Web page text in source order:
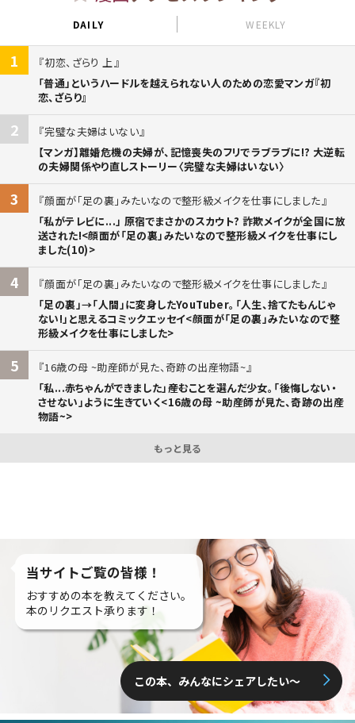
DAILY WEEKLY
1
初恋、ざらり 上
「普通」というハードルを越えられない人のための恋愛マンガ『初
恋、ざらり』
2
完璧な夫婦はいない
【マンガ】離婚危機の夫婦が、記憶喪失のフリでラブラブに!? 大逆転
の夫婦関係やり直しストーリー〈完璧な夫婦はいない〉
3
顔面が「足の裏」みたいなので整形級メイクを仕事にしました
「私がテレビに...」 原宿でまさかのスカウト? 詐欺メイクが全国に放
送された!<顔面が「足の裏」みたいなので整形級メイクを仕事にし
ました(10)>
4
顔面が「足の裏」みたいなので整形級メイクを仕事にしました
「足の裏」→「人間」に変身したYouTuber。「人生、捨てたもんじゃ
ない!」と思えるコミックエッセイ<顔面が「足の裏」みたいなので整
形級メイクを仕事にしました>
5
16歳の母 ~助産師が見た、奇跡の出産物語~
「私...赤ちゃんができました」――産むことを選んだ少女。「後悔しない・
させない」ように生きていく<16歳の母 ~助産師が見た、奇跡の出産
物語~>
もっと見る
当サイトご覧の皆様！
おすすめの本を教えてください。
本のリクエスト承ります！
この本、みんなにシェアしたい〜